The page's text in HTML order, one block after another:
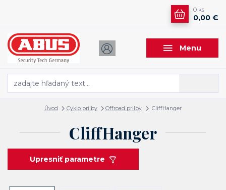
Menu
0 ks
0,00 €
Úvod Cyklo prilby Offroad prilby CliffHanger
CliffHanger
Upresniť parametre